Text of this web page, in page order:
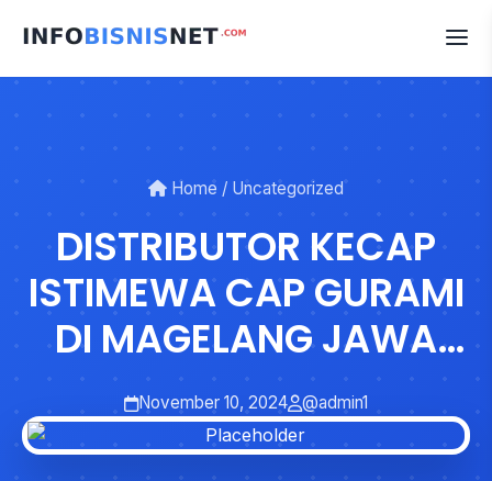
Home / Uncategorized
DISTRIBUTOR KECAP
ISTIMEWA CAP GURAMI
DI MAGELANG JAWA
TENGAH
November 10, 2024 @admin1